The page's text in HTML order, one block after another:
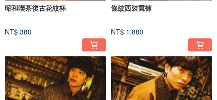
昭和喫茶復古花紋杯
NT$ 380
條紋西裝寬褲
NT$ 1,880